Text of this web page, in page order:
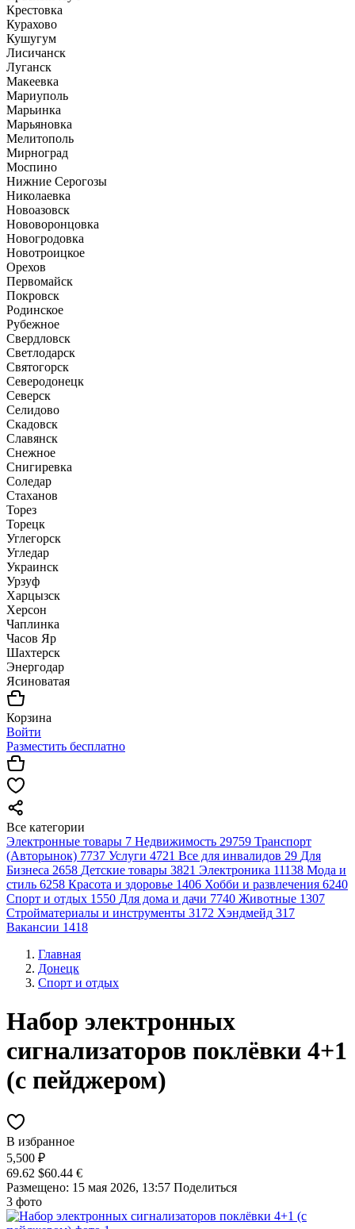
Крестовка
Курахово
Кушугум
Лисичанск
Луганск
Макеевка
Мариуполь
Марьинка
Марьяновка
Мелитополь
Мирноград
Моспино
Нижние Серогозы
Николаевка
Новоазовск
Нововоронцовка
Новогродовка
Новотроицкое
Орехов
Первомайск
Покровск
Родинское
Рубежное
Свердловск
Светлодарск
Святогорск
Северодонецк
Северск
Селидово
Скадовск
Славянск
Снежное
Снигиревка
Соледар
Стаханов
Торез
Торецк
Углегорск
Угледар
Украинск
Урзуф
Харцызск
Херсон
Чаплинка
Часов Яр
Шахтерск
Энергодар
Ясиноватая
Корзина
Войти
Разместить бесплатно
Все категории
Электронные товары 7 Недвижимость 29759 Транспорт
(Авторынок) 7737 Услуги 4721 Все для инвалидов 29 Для
Бизнеса 2658 Детские товары 3821 Электроника 11138 Мода и
стиль 6258 Красота и здоровье 1406 Хобби и развлечения 6240
Спорт и отдых 1550 Для дома и дачи 7740 Животные 1307
Стройматериалы и инструменты 3172 Хэндмейд 317
Вакансии 1418
Главная
Донецк
Спорт и отдых
Набор электронных
сигнализаторов поклёвки 4+1
(с пейджером)
В избранное
5,500 ₽
69.62 $60.44 €
Размещено: 15 мая 2026, 13:57 Поделиться
3 фото